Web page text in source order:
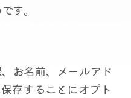
す。
お名前、メールアド
存することにオプト